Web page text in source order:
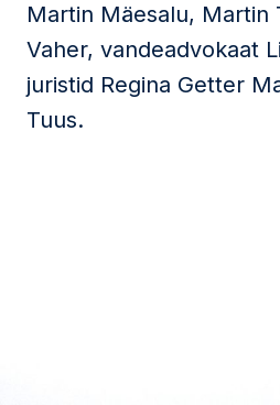
Martin Mäesalu, Martin
Vaher, vandeadvokaat
juristid Regina Getter
Tuus.